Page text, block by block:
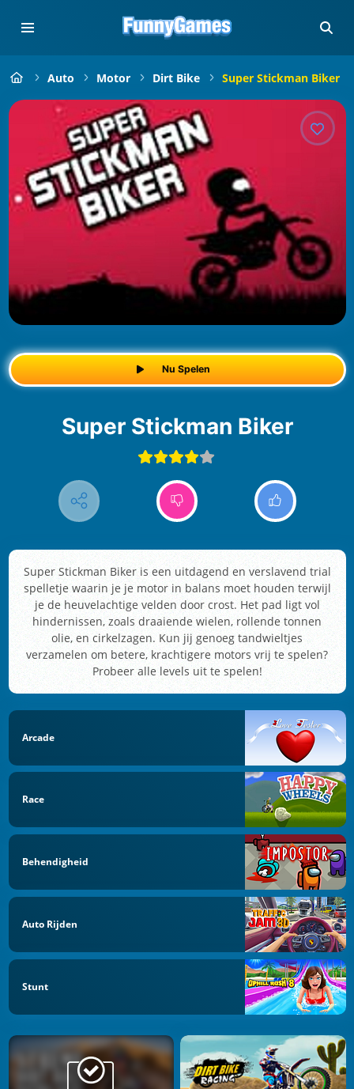
Auto Motor Dirt Bike Super Stickman Biker
Nu Spelen
Super Stickman Biker
Super Stickman Biker is een uitdagend en verslavend trial
spelletje waarin je je motor in balans moet houden terwijl
je de heuvelachtige velden door crost. Het pad ligt vol
hindernissen, zoals draaiende wielen, rollende tonnen
olie, en cirkelzagen. Kun jij genoeg tandwieltjes
verzamelen om betere, krachtigere motors vrij te spelen?
Probeer alle levels uit te spelen!
Arcade
Race
Behendigheid
Auto Rijden
Stunt